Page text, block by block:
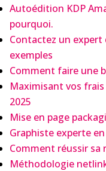
Autoédition KDP
pourquoi.
Contactez un expert
exemples
Comment faire une
Maximisant vos
2025
Mise en page
Graphiste experte
Comment réussir sa
Méthodologie